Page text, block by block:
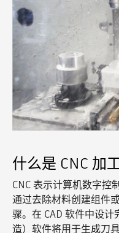
什么是 CNC 加工
CNC 表示计算机数字控
通过去除材料创建组件
骤。在 CAD 软件中设
造）软件将用于生成刀